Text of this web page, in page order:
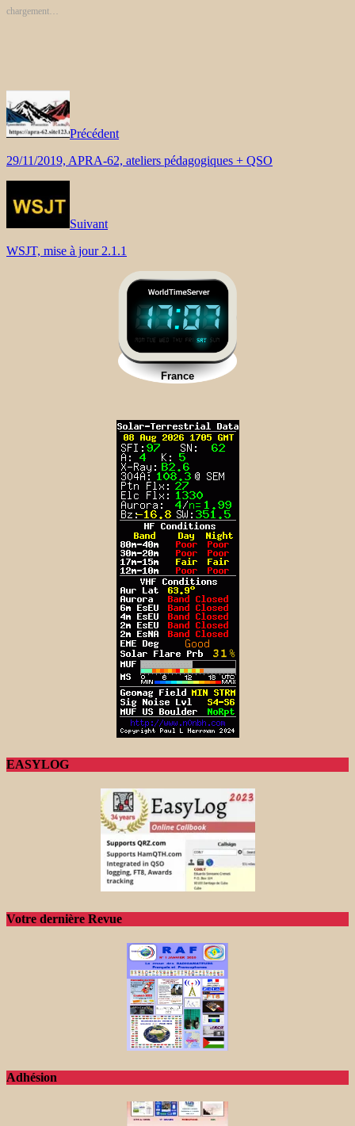
chargement…
Précédent
29/11/2019, APRA-62, ateliers pédagogiques + QSO
Suivant
WSJT, mise à jour 2.1.1
EASYLOG
Votre dernière Revue
Adhésion